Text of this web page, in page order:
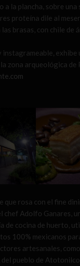
a la plancha, sobre
proteína dile al
brasas, con chile de
instagrameable,
zona arqueológica de
que rosa con el fine
chef Adolfo Ganares,
de cocina de huerto,
100% mexicanos
artesanales,
pueblo de